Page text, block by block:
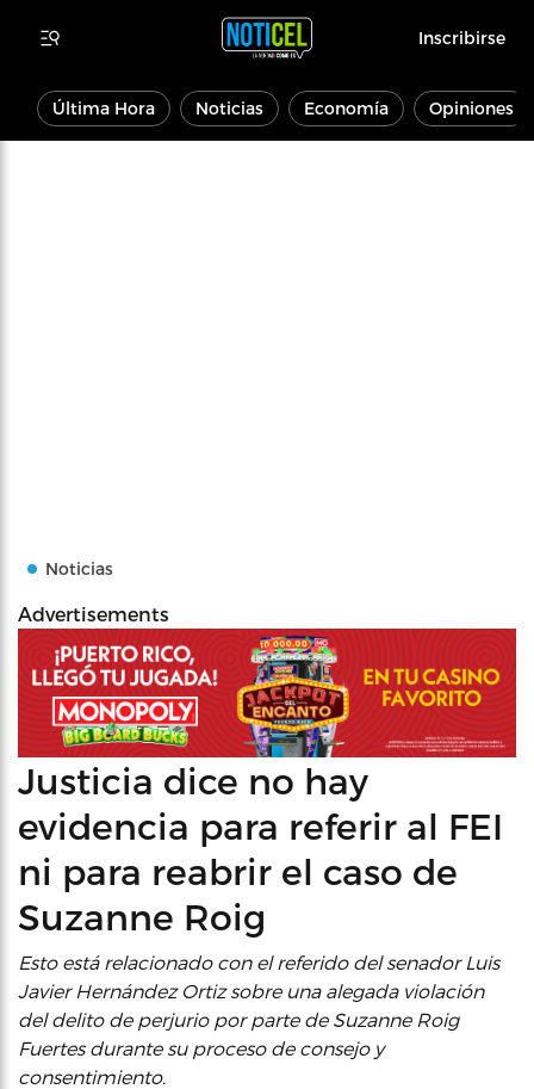
Inscribirse
Última Hora Noticias Economía Opiniones
Noticias
Advertisements
Justicia dice no hay
evidencia para referir al FEI
ni para reabrir el caso de
Suzanne Roig
Esto está relacionado con el referido del senador Luis
Javier Hernández Ortiz sobre una alegada violación
del delito de perjurio por parte de Suzanne Roig
Fuertes durante su proceso de consejo y
consentimiento.